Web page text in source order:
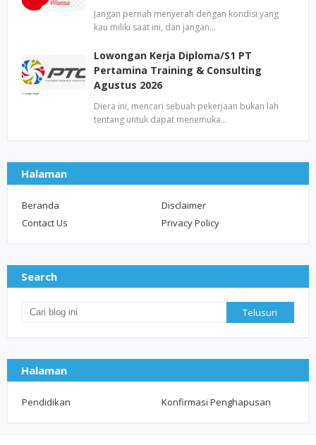
Jangan pernah menyerah dengan kondisi yang
kau miliki saat ini, dan jangan…
Lowongan Kerja Diploma/S1 PT
Pertamina Training & Consulting
Agustus 2026
Diera ini, mencari sebuah pekerjaan bukan lah
tentang untuk dapat menemuka…
Halaman
Beranda
Disclaimer
Contact Us
Privacy Policy
Search
Halaman
Pendidikan Konfirmasi Penghapusan